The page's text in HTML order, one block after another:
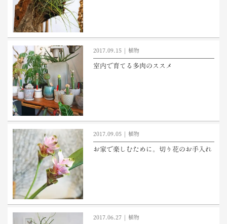
2017.09.15 植物
室内で育てる多肉のススメ
2017.09.05 植物
お家で楽しむために。切り花のお手入れ
2017.06.27 植物